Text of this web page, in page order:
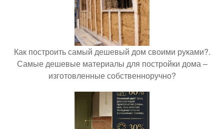
Как построить самый дешевый дом своими руками?.
Самые дешевые материалы для постройки дома –
изготовленные собственноручно?